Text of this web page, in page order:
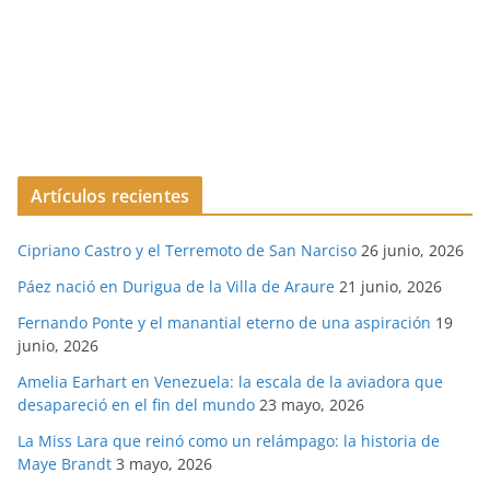
Artículos recientes
Cipriano Castro y el Terremoto de San Narciso 26 junio, 2026
Páez nació en Durigua de la Villa de Araure 21 junio, 2026
Fernando Ponte y el manantial eterno de una aspiración 19
junio, 2026
Amelia Earhart en Venezuela: la escala de la aviadora que
desapareció en el fin del mundo 23 mayo, 2026
La Miss Lara que reinó como un relámpago: la historia de
Maye Brandt 3 mayo, 2026